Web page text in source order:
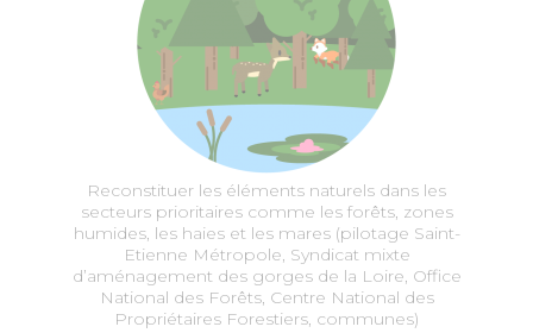
Reconstituer les éléments naturels dans les
secteurs prioritaires comme les forêts, zones
humides, les haies et les mares (pilotage Saint-
Etienne Métropole, Syndicat mixte
d’aménagement des gorges de la Loire, Office
National des Forêts, Centre National des
Propriétaires Forestiers, communes)